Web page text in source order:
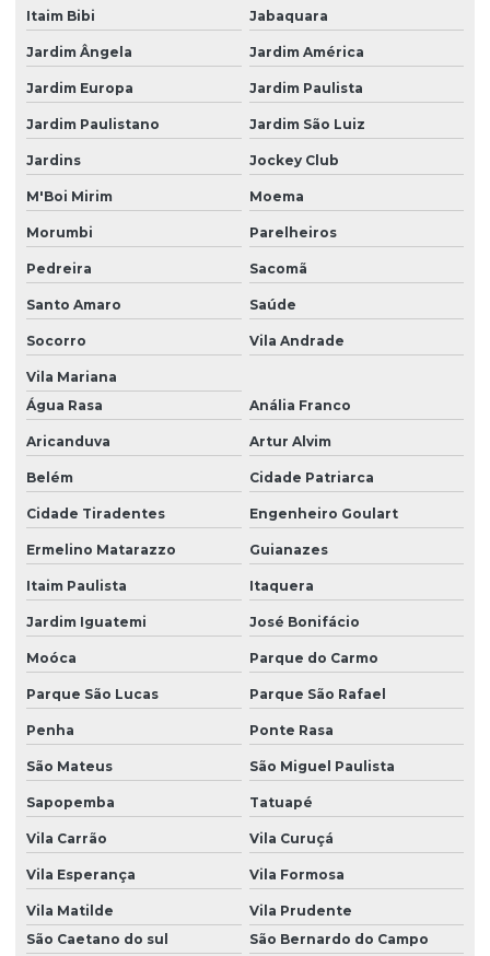
Monitoramento ambiental industria
Monitoramento ambiental poço artesiano
Monitoramento e operação de eta ete
Monitoramento de poços
Monitoramento de poços artesianos
Monitoramentos ambientais
Operação de ete
Outorga licenciamento ambiental
Parcelamento de solo loteamento
Plano básico ambiental pba
Plano de controle ambiental
Plano de controle ambiental pca
Plano de controle de emissões atmosféricas
Plano de gerenciamento de resíduos
Plano de gerenciamento de resíduos pgrss
Plano de supervisão ambiental
Prad licenciamento ambiental
Programa de supervisão ambiental
Projeto de compensação ambiental
Projeto depósito de agrotóxicos
Projeto de recuperação de áreas degradadas
Projeto de recuperação de áreas degradadas pela mineração
Projeto de recuperação de áreas degradadas prad
Itaim Bibi Jabaquara
Jardim Ângela Jardim América
Jardim Europa Jardim Paulista
Jardim Paulistano Jardim São Luiz
Jardins Jockey Club
M'Boi Mirim Moema
Morumbi Parelheiros
Pedreira Sacomã
Santo Amaro Saúde
Socorro Vila Andrade
Vila Mariana
Água Rasa
Anália Franco
Aricanduva Artur Alvim
Belém Cidade Patriarca
Cidade Tiradentes Engenheiro Goulart
Ermelino Matarazzo Guianazes
Itaim Paulista Itaquera
Jardim Iguatemi José Bonifácio
Moóca Parque do Carmo
Parque São Lucas Parque São Rafael
Penha Ponte Rasa
São Mateus São Miguel Paulista
Sapopemba Tatuapé
Vila Carrão Vila Curuçá
Vila Esperança Vila Formosa
Vila Matilde
Vila Prudente
São Caetano do sul
São Bernardo do Campo